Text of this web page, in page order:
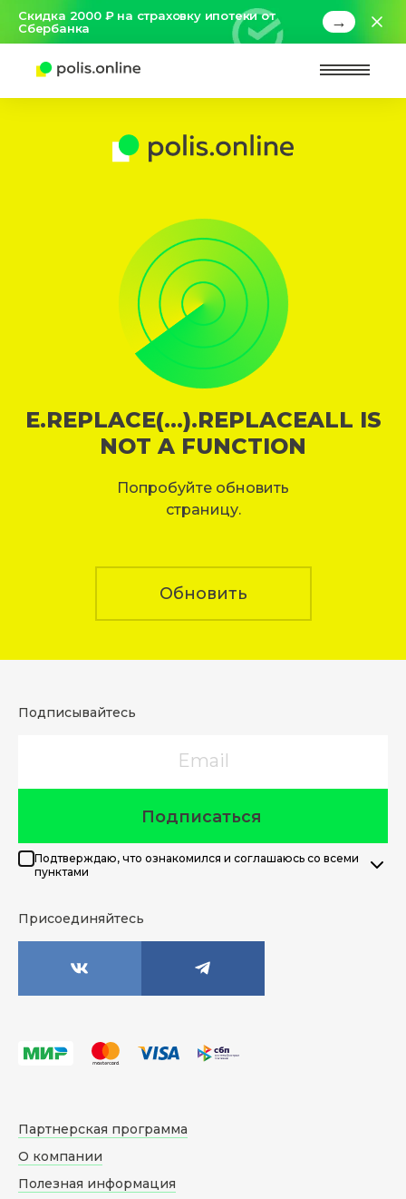
Скидка 2000 ₽ на страховку ипотеки от
Сбербанка
→
E.REPLACE(...).REPLACEALL IS
NOT A FUNCTION
Попробуйте обновить
страницу.
Обновить
Подписывайтесь
Подписаться
Подтверждаю, что ознакомился и соглашаюсь со всеми
пунктами
Присоединяйтесь
Партнерская программа
О компании
Полезная информация